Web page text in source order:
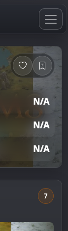
N/A
N/A
N/A
7